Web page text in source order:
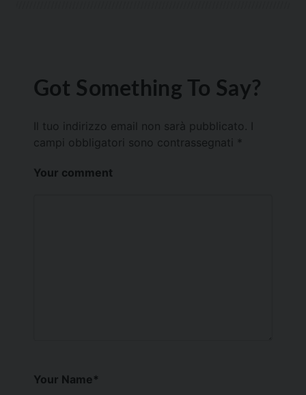
Got Something To Say?
Il tuo indirizzo email non sarà pubblicato.
campi obbligatori sono contrassegnati *
Your comment
Your Name*